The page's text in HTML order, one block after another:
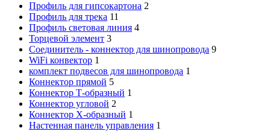
Профиль для гипсокартона 2
Профиль для трека 11
Профиль световая линия 4
Торцевой элемент 3
Cоединитель - коннектор для шинопровода 9
WiFi конвектор 1
комплект подвесов для шинопровода 1
Коннектор прямой 5
Коннектор Т-образный 1
Коннектор угловой 2
Коннектор Х-образный 1
Настенная панель управления 1